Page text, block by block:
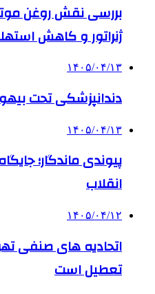
بررسی نقش روغن
ژنراتور و کاهش
۱۴۰۵/۰۴/۱۳
دندانپزشکی تحت
۱۴۰۵/۰۴/۱۳
پیوندی ماندگار؛
انقلاب
۱۴۰۵/۰۴/۱۲
تعطیل است